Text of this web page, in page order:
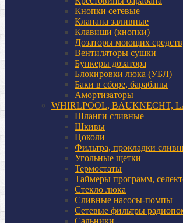
Кнопки сетевые
Клапана заливные
Клавиши (кнопки)
Дозаторы моющих средств
Вентиляторы сушки
Бункеры дозатора
Блокировки люка (УБЛ)
Баки в сборе, барабаны
Амортизаторы
WHIRLPOOL, BAUKNECHT,
Шланги сливные
Шкивы
Цоколи
Фильтра, прокладки
Угольные щетки
Термостаты
Таймеры программ,
Стекло люка
Сливные насосы-помпы
Сетевые фильтры
Сальники